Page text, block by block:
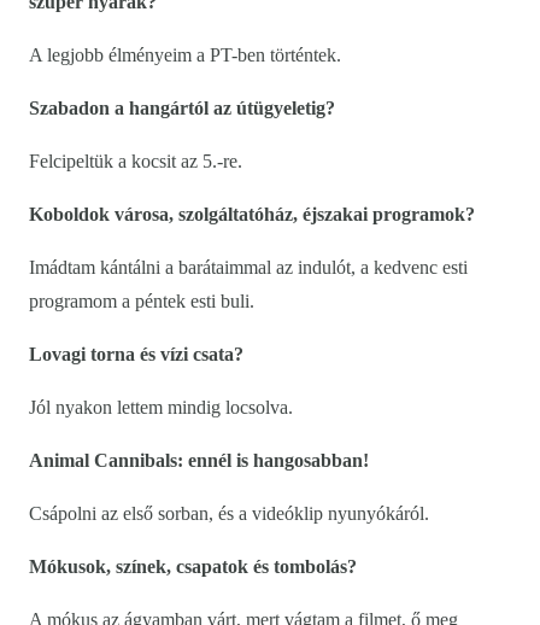
A legjobb élményeim a PT-ben történtek.
Szabadon a hangártól az útügyeletig?
Felcipeltük a kocsit az 5.-re.
Koboldok városa, szolgáltatóház, éjszakai programok?
Imádtam kántálni a barátaimmal az indulót, a kedvenc esti
programom a péntek esti buli.
Lovagi torna és vízi csata?
Jól nyakon lettem mindig locsolva.
Animal Cannibals: ennél is hangosabban!
Csápolni az első sorban, és a videóklip nyunyókáról.
Mókusok, színek, csapatok és tombolás?
A mókus az ágyamban várt, mert vágtam a filmet, ő meg